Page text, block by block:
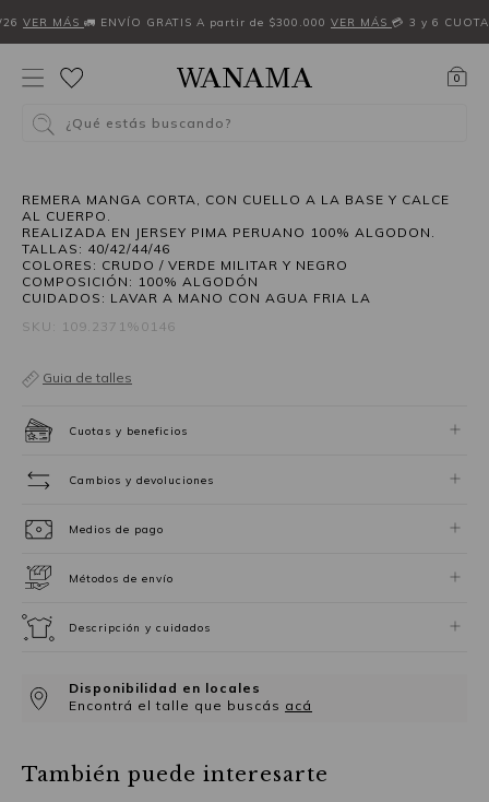
VER MÁS 🚛 ENVÍO GRATIS A partir de $300.000 VER MÁS 💳 3 y 6
0
¿Qué estás buscando?
REMERA MANGA CORTA, CON CUELLO A LA BASE Y CALCE
AL CUERPO.
REALIZADA EN JERSEY PIMA PERUANO 100% ALGODON.
TALLAS: 40/42/44/46
COLORES: CRUDO / VERDE MILITAR Y NEGRO
COMPOSICIÓN: 100% ALGODÓN
CUIDADOS: LAVAR A MANO CON AGUA FRIA LA
SKU: 109.2371%0146
Guia de talles
Cuotas y beneficios
Cambios y devoluciones
Medios de pago
Métodos de envío
Descripción y cuidados
Disponibilidad en locales
Encontrá el talle que buscás acá
También puede interesarte